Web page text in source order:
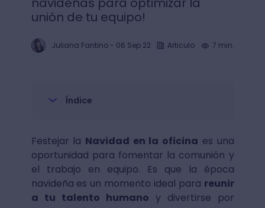
unión de tu equipo!
Juliana Fantino- 06 Sep 22 Articulo 7 min.
Índice
Festejar la Navidad en la oficina es una
oportunidad para fomentar la comunión y
el trabajo en equipo. Es que la época
navideña es un momento ideal para reunir
a tu talento humano y divertirse por